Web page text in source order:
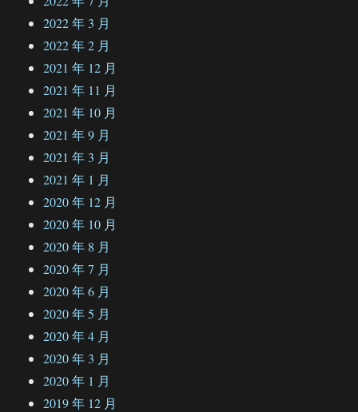
2022 年 3 月
2022 年 2 月
2021 年 12 月
2021 年 11 月
2021 年 10 月
2021 年 9 月
2021 年 3 月
2021 年 1 月
2020 年 12 月
2020 年 10 月
2020 年 8 月
2020 年 7 月
2020 年 6 月
2020 年 5 月
2020 年 4 月
2020 年 3 月
2020 年 1 月
2019 年 12 月